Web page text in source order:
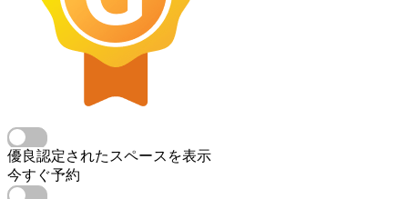
優良認定されたスペースを表示
今すぐ予約